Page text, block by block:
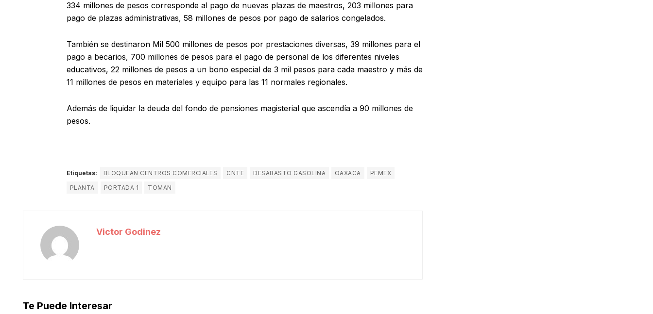
334 millones de pesos corresponde al pago de nuevas plazas de maestros, 203 millones para
pago de plazas administrativas, 58 millones de pesos por pago de salarios congelados.
También se destinaron Mil 500 millones de pesos por prestaciones diversas, 39 millones para el
pago a becarios, 700 millones de pesos para el pago de personal de los diferentes niveles
educativos, 22 millones de pesos a un bono especial de 3 mil pesos para cada maestro y más de
11 millones de pesos en materiales y equipo para las 11 normales regionales.
Además de liquidar la deuda del fondo de pensiones magisterial que ascendía a 90 millones de
pesos.
Etiquetas: BLOQUEAN CENTROS COMERCIALES CNTE DESABASTO GASOLINA OAXACA
PEMEX
PLANTA
PORTADA 1 TOMAN
Victor Godinez
Te Puede Interesar